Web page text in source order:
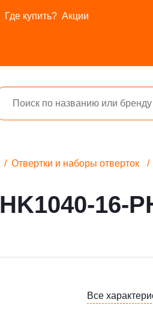
Где купить? Акции
Отвертки и наборы отверток
16-
Все